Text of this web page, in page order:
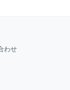
わせ